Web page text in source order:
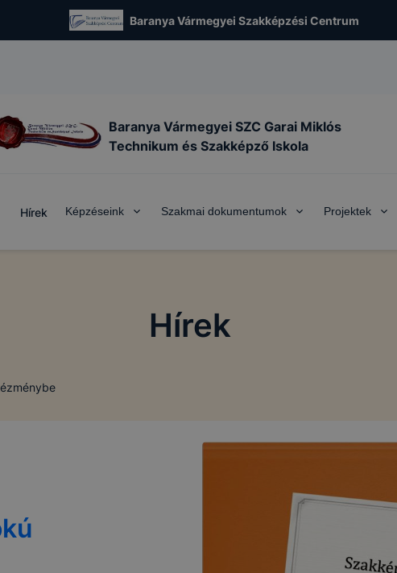
Baranya Vármegyei Szakképzési Centrum
Baranya Vármegyei SZC Garai Miklós
Technikum és Szakképző Iskola
Hírek Képzéseink Szakmai dokumentumok Projektek
Hírek